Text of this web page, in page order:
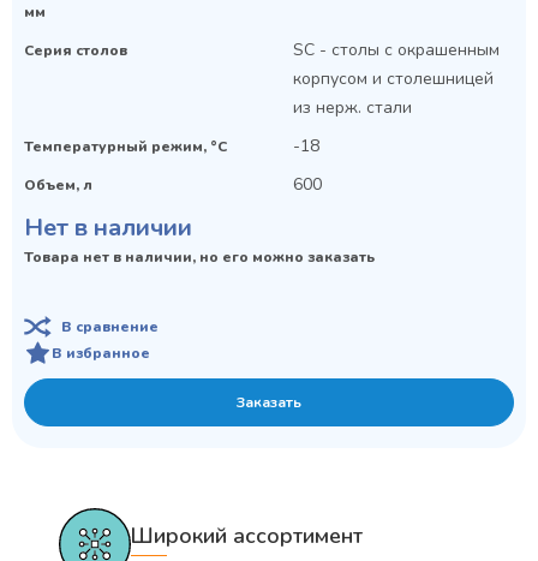
мм
Серия столов
SC - столы с окрашенным
корпусом и столешницей
из нерж. стали
Температурный режим, °C -18
Объем, л 600
Нет в наличии
Товара нет в наличии, но его можно заказать
В сравнение
В избранное
Заказать
Широкий ассортимент